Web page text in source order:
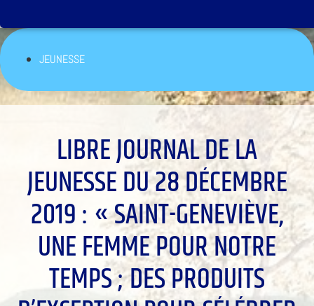
JEUNESSE
LIBRE JOURNAL DE LA
JEUNESSE DU 28 DÉCEMBRE
2019 : « SAINT-GENEVIÈVE,
UNE FEMME POUR NOTRE
TEMPS ; DES PRODUITS